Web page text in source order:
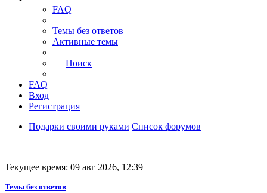
FAQ
Темы без ответов
Активные темы
Поиск
FAQ
Вход
Регистрация
Подарки своими руками Список форумов
Текущее время: 09 авг 2026, 12:39
Темы без ответов